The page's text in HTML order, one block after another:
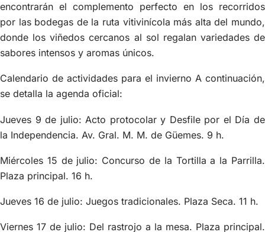
encontrarán el complemento perfecto en los recorridos
por las bodegas de la ruta vitivinícola más alta del mundo,
donde los viñedos cercanos al sol regalan variedades de
sabores intensos y aromas únicos.
Calendario de actividades para el invierno A continuación,
se detalla la agenda oficial:
Jueves 9 de julio: Acto protocolar y Desfile por el Día de
la Independencia. Av. Gral. M. M. de Güemes. 9 h.
Miércoles 15 de julio: Concurso de la Tortilla a la Parrilla.
Plaza principal. 16 h.
Jueves 16 de julio: Juegos tradicionales. Plaza Seca. 11 h.
Viernes 17 de julio: Del rastrojo a la mesa. Plaza principal.